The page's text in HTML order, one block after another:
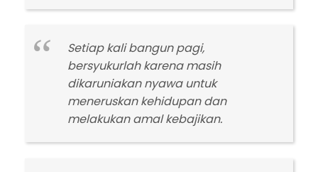
Setiap kali bangun pagi,
bersyukurlah karena masih
dikaruniakan nyawa untuk
meneruskan kehidupan dan
melakukan amal kebajikan.